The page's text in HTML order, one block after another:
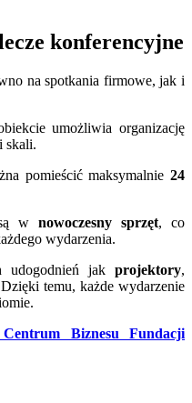
konferencyjne
na spotkania firmowe, jak i
umożliwia organizację
skali.
pomieścić maksymalnie24
w nowoczesny sprzęt, co
wydarzenia.
udogodnień jak projektory,
temu, każde wydarzenie
Biznesu Fundacji